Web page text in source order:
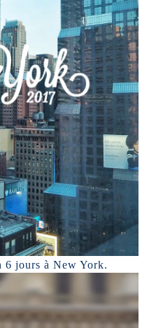
6 jours à New York.